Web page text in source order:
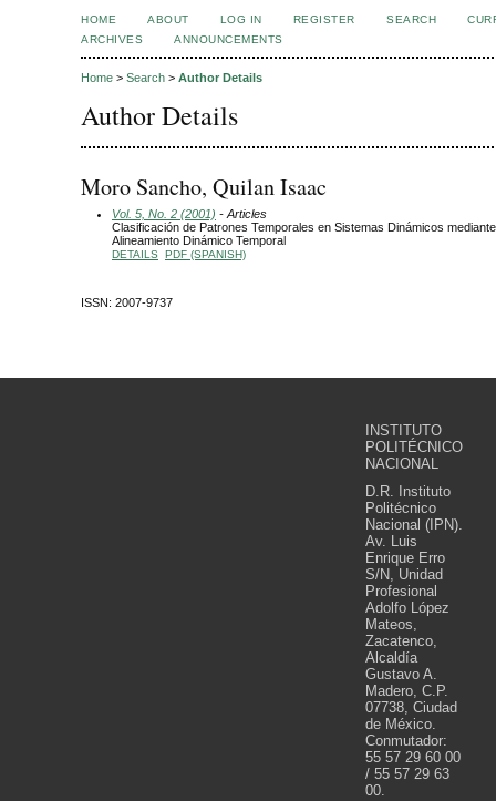
HOME ABOUT LOG IN REGISTER SEARCH
ARCHIVES
ANNOUNCEMENTS
Home > Search > Author Details
Author Details
Moro Sancho, Quilan Isaac
Vol. 5, No. 2 (2001) - Articles
Clasificación de Patrones Temporales en Sistemas Dinámicos
Alineamiento Dinámico Temporal
DETAILS PDF (SPANISH)
ISSN: 2007-9737
INSTITUTO
POLITÉCNICO
NACIONAL
D.R. Instituto
Politécnico
Nacional (IPN).
Av. Luis
Enrique Erro
S/N, Unidad
Profesional
Adolfo López
Mateos,
Zacatenco,
Alcaldía
Gustavo A.
Madero, C.P.
07738, Ciudad
de México.
Conmutador:
55 57 29 60 00
/ 55 57 29 63
00.